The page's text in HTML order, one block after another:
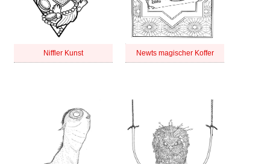
Niffler Kunst Newts magischer Koffer